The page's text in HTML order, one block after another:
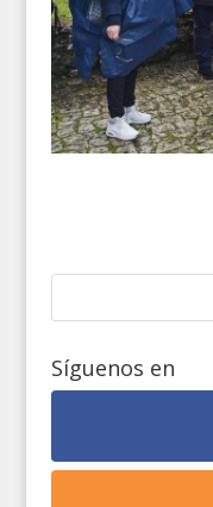
Síguenos en